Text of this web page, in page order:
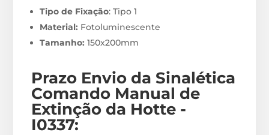
Tipo de Fixação: Tipo 1
Material: Fotoluminescente
Tamanho: 150x200mm
Prazo Envio da Sinalética
Comando Manual de
Extinção da Hotte -
I0337: